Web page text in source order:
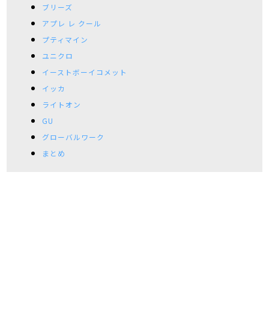
ブリーズ
アプレ レ クール
プティマイン
ユニクロ
イーストボーイコメット
イッカ
ライトオン
GU
グローバルワーク
まとめ